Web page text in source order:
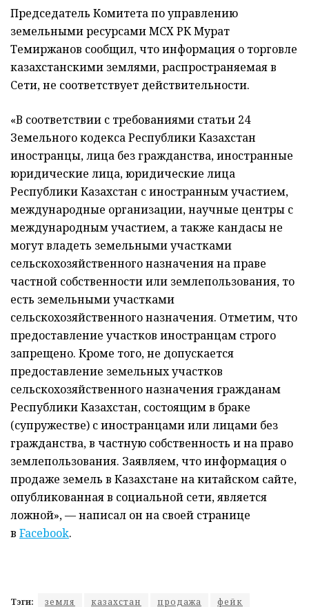
Председатель Комитета по управлению
земельными ресурсами МСХ РК Мурат
Темиржанов сообщил, что информация о торговле
казахстанскими землями, распространяемая в
Сети, не соответствует действительности.
«В соответствии с требованиями статьи 24
Земельного кодекса Республики Казахстан
иностранцы, лица без гражданства, иностранные
юридические лица, юридические лица
Республики Казахстан с иностранным участием,
международные организации, научные центры с
международным участием, а также кандасы не
могут владеть земельными участками
сельскохозяйственного назначения на праве
частной собственности или землепользования, то
есть земельными участками
сельскохозяйственного назначения. Отметим, что
предоставление участков иностранцам строго
запрещено. Кроме того, не допускается
предоставление земельных участков
сельскохозяйственного назначения гражданам
Республики Казахстан, состоящим в браке
(супружестве) с иностранцами или лицами без
гражданства, в частную собственность и на право
землепользования. Заявляем, что информация о
продаже земель в Казахстане на китайском сайте,
опубликованная в социальной сети, является
ложной», — написал он на своей странице
в Facebook.
Тэги: земля казахстан продажа фейк